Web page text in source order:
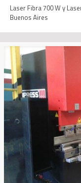
Laser Fibra 700 W y
Buenos Aires